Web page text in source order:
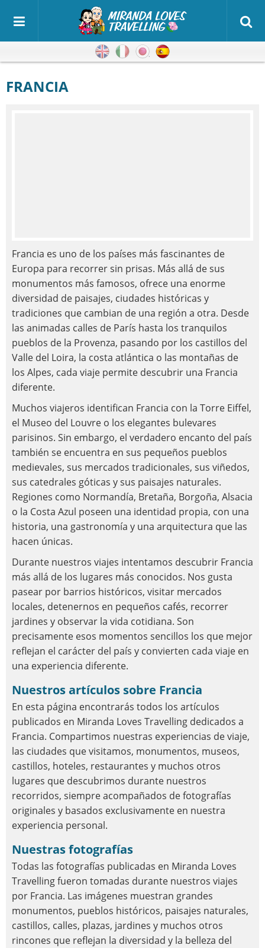
Inglés ItalianoJaponés
FRANCIA
Francia es uno de los países más fascinantes de
Europa para recorrer sin prisas. Más allá de sus
monumentos más famosos, ofrece una enorme
diversidad de paisajes, ciudades históricas y
tradiciones que cambian de una región a otra. Desde
las animadas calles de París hasta los tranquilos
pueblos de la Provenza, pasando por los castillos del
Valle del Loira, la costa atlántica o las montañas de
los Alpes, cada viaje permite descubrir una Francia
diferente.
Muchos viajeros identifican Francia con la Torre Eiffel,
el Museo del Louvre o los elegantes bulevares
parisinos. Sin embargo, el verdadero encanto del país
también se encuentra en sus pequeños pueblos
medievales, sus mercados tradicionales, sus viñedos,
sus catedrales góticas y sus paisajes naturales.
Regiones como Normandía, Bretaña, Borgoña, Alsacia
o la Costa Azul poseen una identidad propia, con una
historia, una gastronomía y una arquitectura que las
hacen únicas.
Durante nuestros viajes intentamos descubrir Francia
más allá de los lugares más conocidos. Nos gusta
pasear por barrios históricos, visitar mercados
locales, detenernos en pequeños cafés, recorrer
jardines y observar la vida cotidiana. Son
precisamente esos momentos sencillos los que mejor
reflejan el carácter del país y convierten cada viaje en
una experiencia diferente.
Nuestros artículos sobre Francia
En esta página encontrarás todos los artículos
publicados en Miranda Loves Travelling dedicados a
Francia. Compartimos nuestras experiencias de viaje,
las ciudades que visitamos, monumentos, museos,
castillos, hoteles, restaurantes y muchos otros
lugares que descubrimos durante nuestros
recorridos, siempre acompañados de fotografías
originales y basados exclusivamente en nuestra
experiencia personal.
Nuestras fotografías
Todas las fotografías publicadas en Miranda Loves
Travelling fueron tomadas durante nuestros viajes
por Francia. Las imágenes muestran grandes
monumentos, pueblos históricos, paisajes naturales,
castillos, calles, plazas, jardines y muchos otros
rincones que reflejan la diversidad y la belleza del